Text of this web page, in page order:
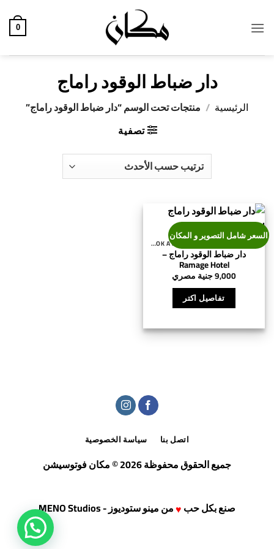
للمحتوى
0
دار ضباط الوقود راماج
الرئيسية / منتجات تحت الوسم “دار ضباط الوقود راماج”
تصفية
السعر شامل التصوير و المكان
احجز مصور - BOOK A PHOTOGRAPHER
دار ضباط الوقود راماج –
Ramage Hotel
9,000جنية مصري
تفاصيل اكتر
اتصل بنا سياسة الخصوصية
جميع الحقوق محفوظة 2026 © مكان فوتوسيشن
صنع بكل حب♥منمينو ستوديوز - MENO Studios